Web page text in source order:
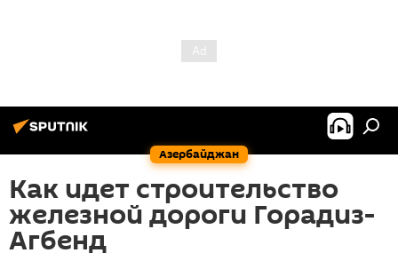
Азербайджан
Как идет строительство
железной дороги Горадиз-
Агбенд